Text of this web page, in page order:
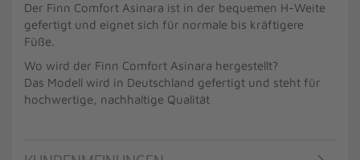
Der Finn Comfort Asinara ist in der bequemen H-Weite
gefertigt und eignet sich für normale bis kräftigere
Füße.
Wo wird der Finn Comfort Asinara hergestellt?
Das Modell wird in Deutschland gefertigt und steht für
hochwertige, nachhaltige Qualität